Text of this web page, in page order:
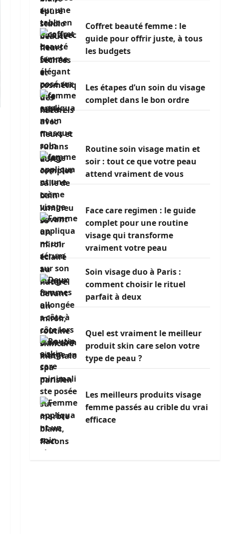
Coffret beauté femme : le
guide pour offrir juste, à tous
les budgets
Les étapes d’un soin du visage
complet dans le bon ordre
Routine soin visage matin et
soir : tout ce que votre peau
attend vraiment de vous
Face care regimen : le guide
complet pour une routine
visage qui transforme
vraiment votre peau
Soin visage duo à Paris :
comment choisir le rituel
parfait à deux
Quel est vraiment le meilleur
produit skin care selon votre
type de peau ?
Les meilleurs produits visage
femme passés au crible du vrai
efficace